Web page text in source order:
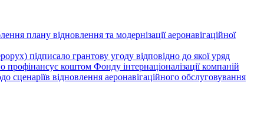
плану відновлення та модернізації аеронавігаційної
підписало грантову угоду відповідно до якої уряд
профінансує коштом Фонду інтернаціоналізації компаній
відновлення аеронавігаційного обслуговування